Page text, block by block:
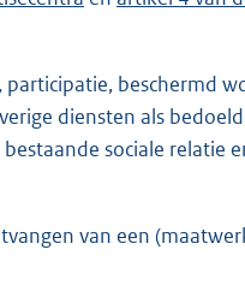
beschermd
diensten als
sociale relatie
van een